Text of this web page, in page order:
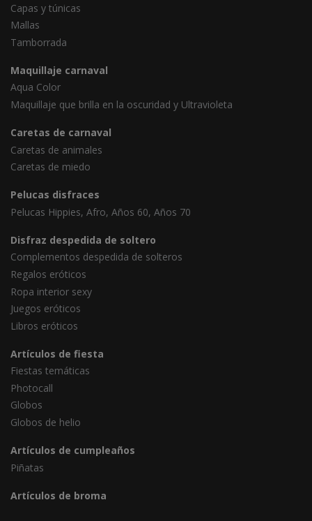
Capas y túnicas
Mallas
Tamborrada
Maquillaje carnaval
Aqua Color
Maquillaje que brilla en la oscuridad y Ultravioleta
Caretas de carnaval
Caretas de animales
Caretas de miedo
Pelucas disfraces
Pelucas Hippies, Afro, Años 60, Años 70
Disfraz despedida de soltero
Complementos despedida de solteros
Regalos eróticos
Ropa interior sexy
Juegos eróticos
Libros eróticos
Artículos de fiesta
Fiestas temáticas
Photocall
Globos
Globos de helio
Artículos de cumpleaños
Piñatas
Artículos de broma